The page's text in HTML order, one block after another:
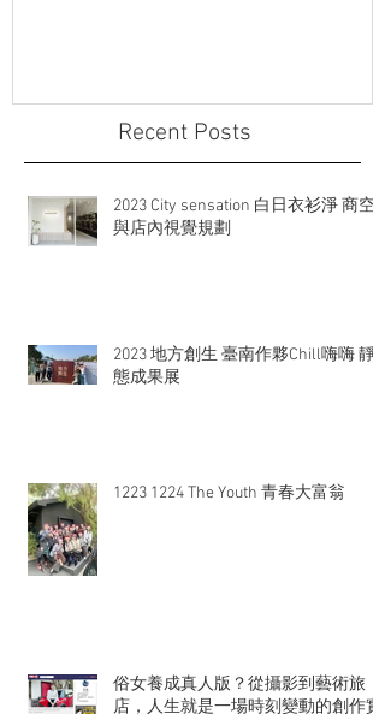
Recent Posts
2023 City sensation 白日衣衫淨 商空
與店內視覺規劃
2023 地方創生 臺南作夥Chill嗨嗨 靜
態成果展
1223 1224 The Youth 青春大富翁
俗女養成真人版？從攝影到藝術旅
店，人生就是一場時刻變動的創作實